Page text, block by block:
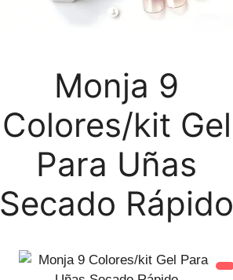
Monja 9
Colores/kit Gel
Para Uñas
Secado Rápido